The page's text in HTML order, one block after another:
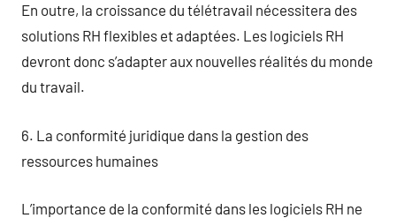
En outre, la croissance du télétravail nécessitera des
solutions RH flexibles et adaptées. Les logiciels RH
devront donc s’adapter aux nouvelles réalités du monde
du travail.
6. La conformité juridique dans la gestion des
ressources humaines
L’importance de la conformité dans les logiciels RH ne